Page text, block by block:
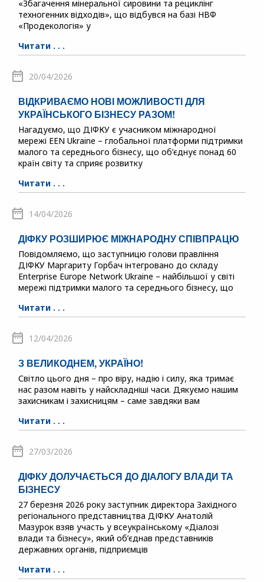
«Збагачення мінеральної сировини та рециклінг
техногенних відходів», що відбувся на базі НВФ
«Продекологія» у
Читати . . .
20/04/2026
ВІДКРИВАЄМО НОВІ МОЖЛИВОСТІ ДЛЯ
УКРАЇНСЬКОГО БІЗНЕСУ РАЗОМ!
Нагадуємо, що ДІФКУ є учасником міжнародної
мережі EEN Ukraine – глобальної платформи підтримки
малого та середнього бізнесу, що об’єднує понад 60
країн світу та сприяє розвитку
Читати . . .
14/04/2026
ДІФКУ РОЗШИРЮЄ МІЖНАРОДНУ СПІВПРАЦЮ
Повідомляємо, що заступницю голови правління
ДІФКУ Маргариту Горбач інтегровано до складу
Enterprise Europe Network Ukraine – найбільшої у світі
мережі підтримки малого та середнього бізнесу, що
Читати . . .
12/04/2026
З ВЕЛИКОДНЕМ, УКРАЇНО!
Світло цього дня – про віру, надію і силу, яка тримає
нас разом навіть у найскладніші часи. Дякуємо нашим
захисникам і захисницям – саме завдяки вам
Читати . . .
27/03/2026
ДІФКУ ДОЛУЧАЄТЬСЯ ДО ДІАЛОГУ ВЛАДИ ТА
БІЗНЕСУ
27 березня 2026 року заступник директора Західного
регіонального представництва ДІФКУ Анатолій
Мазурок взяв участь у всеукраїнському «Діалозі
влади та бізнесу», який об’єднав представників
державних органів, підприємців
Читати . . .